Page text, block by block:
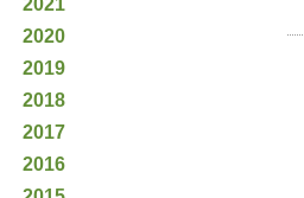
2020
2019
2018
2017
2016